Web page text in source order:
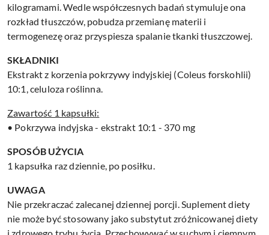
kilogramami. Wedle współczesnych badań stymuluje ona
rozkład tłuszczów, pobudza przemianę materii i
termogenezę oraz przyspiesza spalanie tkanki tłuszczowej.
SKŁADNIKI
Ekstrakt z korzenia pokrzywy indyjskiej (Coleus forskohlii)
10:1, celuloza roślinna.
Zawartość 1 kapsułki:
• Pokrzywa indyjska - ekstrakt 10:1 - 370 mg
SPOSÓB UŻYCIA
1 kapsułka raz dziennie, po posiłku.
UWAGA
Nie przekraczać zalecanej dziennej porcji. Suplement diety
nie może być stosowany jako substytut zróżnicowanej diety
i zdrowego trybu życia. Przechowywać w suchym i ciemnym